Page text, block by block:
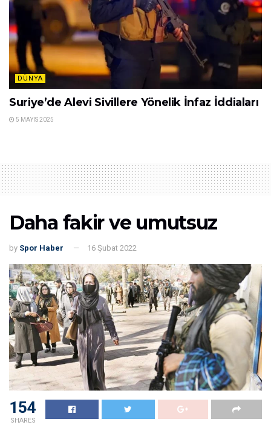
DÜNYA
Suriye’de Alevi Sivillere Yönelik İnfaz İddiaları
5 MAYIS 2025
Daha fakir ve umutsuz
by Spor Haber 16 Şubat 2022
154
SHARES